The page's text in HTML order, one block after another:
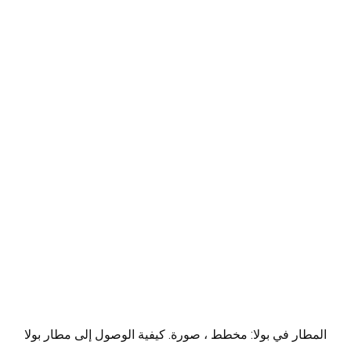
المطار في بولا: مخطط ، صورة. كيفية الوصول إلى مطار بولا